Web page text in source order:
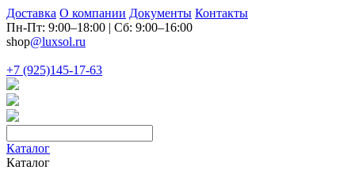
Доставка О компании Документы Контакты
Пн-Пт: 9:00–18:00 | Сб: 9:00–16:00
shop@luxsol.ru
+7 (925)145-17-63
Каталог
Каталог